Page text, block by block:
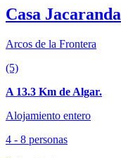
Casa Jacaranda
Arcos de la Frontera
(5)
A 13.3 Km de Algar.
Alojamiento entero
4 - 8 personas